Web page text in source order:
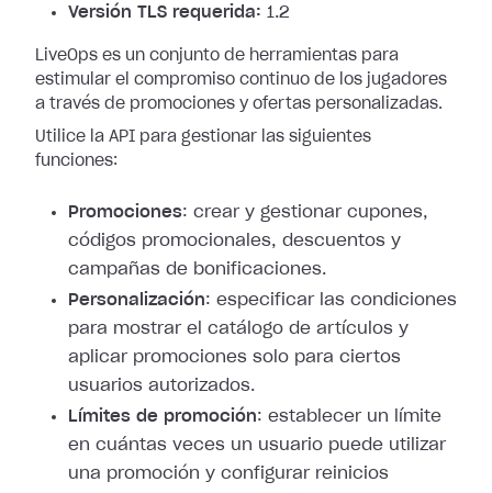
Versión TLS requerida: 1.2
LiveOps es un conjunto de herramientas para
estimular el compromiso continuo de los jugadores
a través de promociones y ofertas personalizadas.
Utilice la API para gestionar las siguientes
funciones:
Promociones: crear y gestionar cupones,
códigos promocionales, descuentos y
campañas de bonificaciones.
Personalización: especificar las condiciones
para mostrar el catálogo de artículos y
aplicar promociones solo para ciertos
usuarios autorizados.
Límites de promoción: establecer un límite
en cuántas veces un usuario puede utilizar
una promoción y configurar reinicios